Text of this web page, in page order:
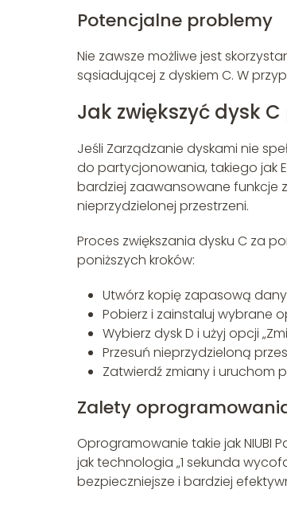
Potencjalne problemy
Nie zawsze możliwe jest
sąsiadującej z dyskiem C. W
Jak zwiększyć dysk
Jeśli Zarządzanie dyskami nie
do partycjonowania, takiego jak
bardziej zaawansowane funkcje
nieprzydzielonej przestrzeni.
Proces zwiększania dysku C za
poniższych kroków:
Utwórz kopię zapasową
Pobierz i zainstaluj wybrane
Wybierz dysk D i użyj opcji
Przesuń nieprzydzieloną
Zatwierdź zmiany i uruchom
Zalety
Oprogramowanie takie jak NIUBI
jak technologia „1 sekunda
bezpieczniejsze i bardziej